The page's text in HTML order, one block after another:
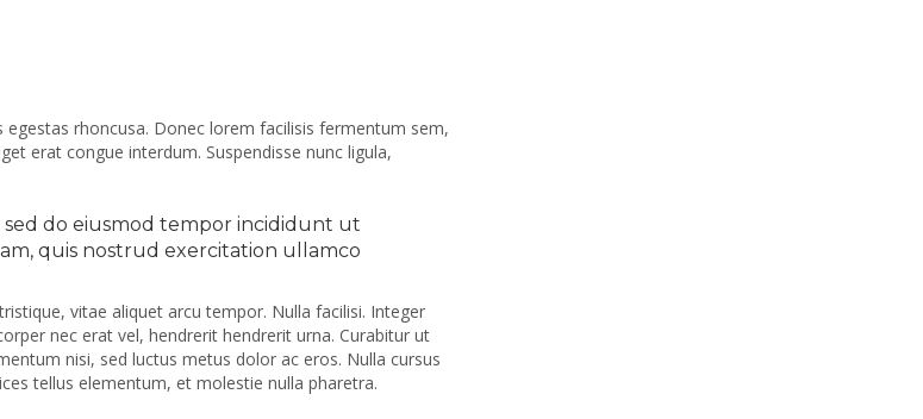
rhoncusa. Donec lorem facilisis fermentum sem,
erat congue interdum. Suspendisse nunc ligula,
sed do eiusmod tempor incididunt ut
quis nostrud exercitation ullamco
vitae aliquet arcu tempor. Nulla facilisi. Integer
nec erat vel, hendrerit hendrerit urna. Curabitur ut
nisi, sed luctus metus dolor ac eros. Nulla cursus
tellus elementum, et molestie nulla pharetra.